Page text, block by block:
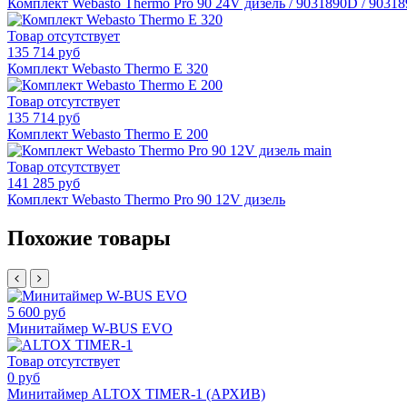
Комплект Webasto Thermo Pro 90 24V дизель / 9031890D /
Товар отсутствует
135 714 руб
Комплект Webasto Thermo E 320
Товар отсутствует
135 714 руб
Комплект Webasto Thermo E 200
Товар отсутствует
141 285 руб
Комплект Webasto Thermo Pro 90 12V дизель
Похожие товары
5 600 руб
Минитаймер W-BUS EVO
Товар отсутствует
0 руб
Минитаймер ALTOX TIMER-1 (АРХИВ)